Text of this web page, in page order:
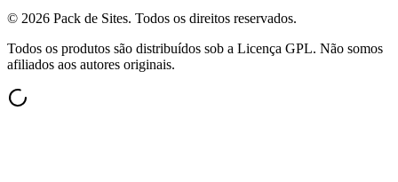
© 2026 Pack de Sites. Todos os direitos reservados.
Todos os produtos são distribuídos sob a Licença GPL. Não somos
afiliados aos autores originais.